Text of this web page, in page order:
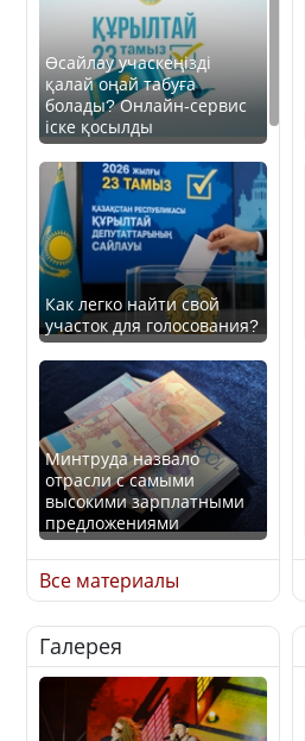
Өсайлау учаскеңізді
қалай оңай табуға
болады? Онлайн-сервис
іске қосылды
Как легко найти свой
участок для голосования?
Минтруда назвало
отрасли с самыми
высокими зарплатными
предложениями
Искусственный интеллект
официально включили в
школьную программу
Казахстана
Все материалы
Галерея